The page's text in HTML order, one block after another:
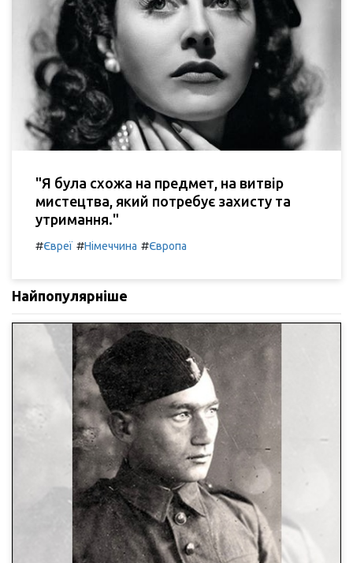
"Я була схожа на предмет, на витвір
мистецтва, який потребує захисту та
утримання."
#Євреї #Німеччина #Європа
Найпопулярніше